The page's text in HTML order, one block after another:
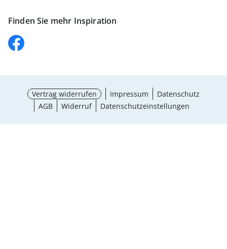
Finden Sie mehr Inspiration
Vertrag widerrufen Impressum
Datenschutz
AGB
Widerruf Datenschutzeinstellungen